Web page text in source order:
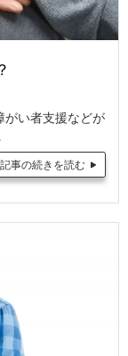
い者支援などが
記事の続きを読む